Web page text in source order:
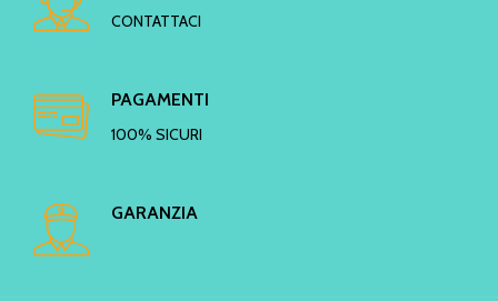
CONTATTACI
PAGAMENTI
100% SICURI
GARANZIA